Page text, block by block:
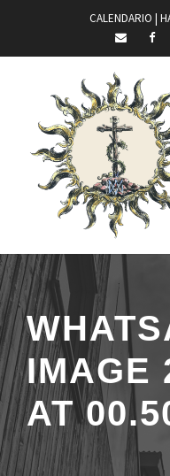
CALENDARIO |
IMAGE
AT